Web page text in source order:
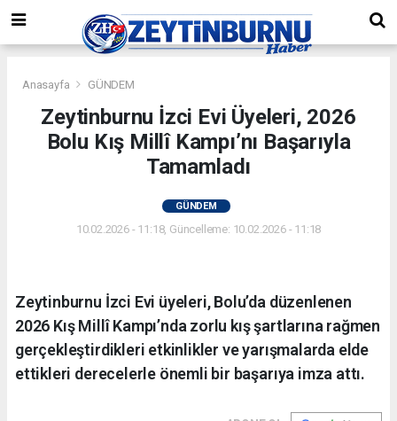
Anasayfa GÜNDEM
Zeytinburnu İzci Evi Üyeleri, 2026
Bolu Kış Millî Kampı’nı Başarıyla
Tamamladı
GÜNDEM
10.02.2026 - 11:18, Güncelleme: 10.02.2026 - 11:18
Zeytinburnu İzci Evi üyeleri, Bolu’da düzenlenen
2026 Kış Millî Kampı’nda zorlu kış şartlarına rağmen
gerçekleştirdikleri etkinlikler ve yarışmalarda elde
ettikleri derecelerle önemli bir başarıya imza attı.